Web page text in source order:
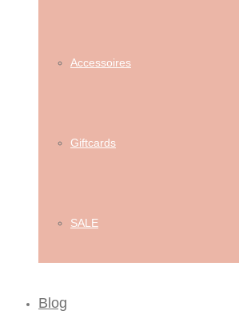
Accessoires
Giftcards
SALE
Blog